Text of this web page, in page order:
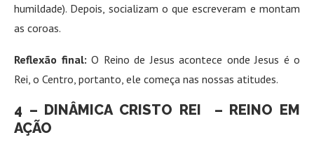
humildade). Depois, socializam o que escreveram e montam
as coroas.
Reflexão final: O Reino de Jesus acontece onde Jesus é o
Rei, o Centro, portanto, ele começa nas nossas atitudes.
4 – DINÂMICA CRISTO REI – REINO EM
AÇÃO